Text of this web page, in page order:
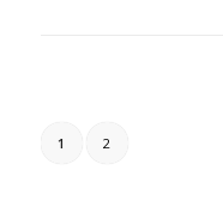
1 2